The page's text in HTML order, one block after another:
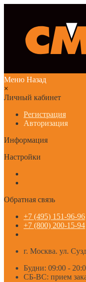
Меню Назад
×
Личный кабинет
Регистрация
Авторизация
Информация
Настройки
Обратная связь
+7 (495) 151-96-96
+7 (800) 200-15-94
г. Москва. ул.
Будни: 09:00 -
СБ-ВС: прием